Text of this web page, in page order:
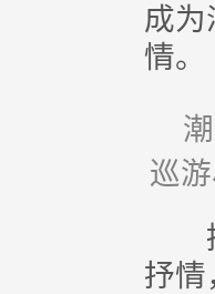
成
情。
巡
拥
抒情